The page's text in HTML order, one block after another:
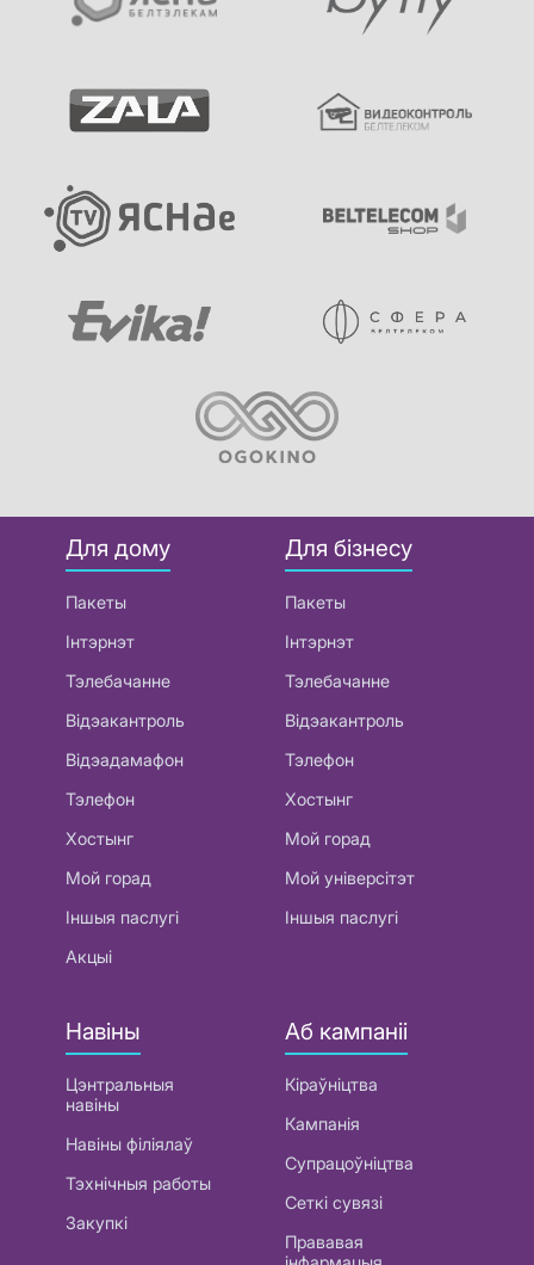
Для дому
Пакеты
Інтэрнэт
Тэлебачанне
Відэакантроль
Відэадамафон
Тэлефон
Хостынг
Мой горад
Іншыя паслугі
Акцыі
Для бізнесу
Пакеты
Інтэрнэт
Тэлебачанне
Відэакантроль
Тэлефон
Хостынг
Мой горад
Мой універсітэт
Іншыя паслугі
Навіны
Цэнтральныя
навіны
Навіны філіялаў
Тэхнічныя работы
Закупкі
Аб кампаніі
Кіраўніцтва
Кампанія
Супрацоўніцтва
Сеткі сувязі
Прававая